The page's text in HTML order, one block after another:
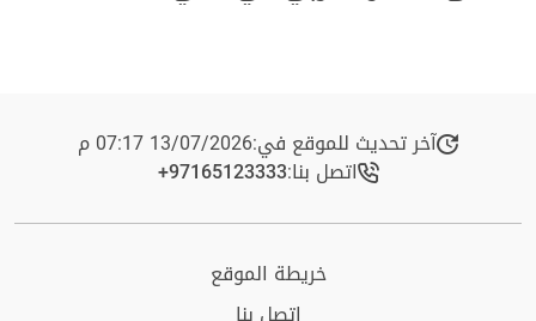
آخر تحديث للموقع في:13/07/2026 07:17 م
اتصل بنا:+97165123333​
خريطة الموقع